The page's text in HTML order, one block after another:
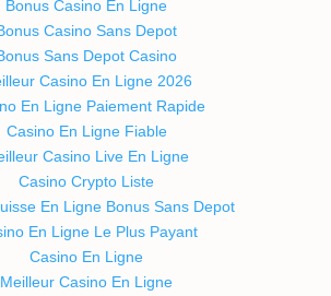
Bonus Casino En Ligne
Casino Sans Depot
Sans Depot Casino
Casino En Ligne 2026
En Ligne Paiement Rapide
Casino En Ligne Fiable
Casino Live En Ligne
Casino Crypto Liste
En Ligne Bonus Sans Depot
En Ligne Le Plus Payant
Casino En Ligne
Meilleur Casino En Ligne